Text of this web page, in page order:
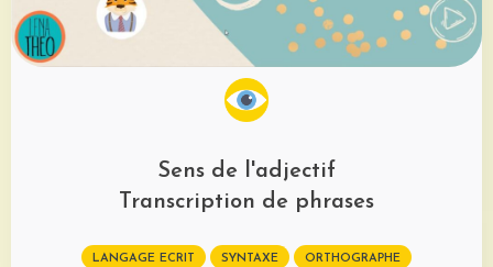
Sens de l'adjectif
Transcription de phrases
LANGAGE ECRIT SYNTAXE ORTHOGRAPHE